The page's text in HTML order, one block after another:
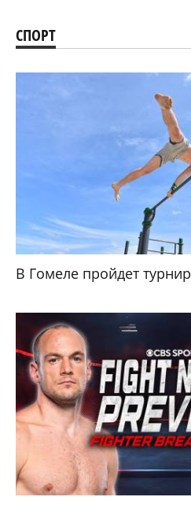
СПОРТ
В Гомеле пройдет